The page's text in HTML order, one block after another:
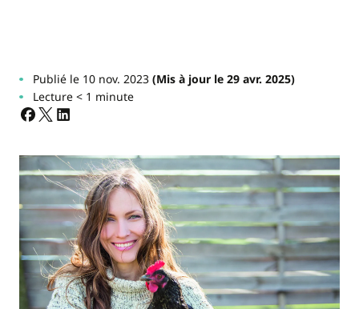
Publié le 10 nov. 2023(Mis à jour le 29 avr. 2025)
Lecture < 1 minute